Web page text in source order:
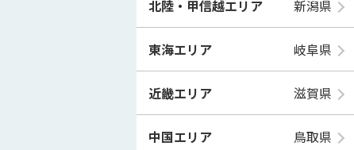
北陸・甲信越エリア 新潟県
東海エリア 岐阜県
近畿エリア 滋賀県
中国エリア 鳥取県